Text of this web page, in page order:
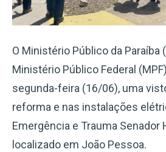
O Ministério Público da Paraíba
Ministério Público Federal
segunda-feira (16/06), uma
reforma e nas instalações
Emergência e Trauma Senador
localizado em João Pessoa.